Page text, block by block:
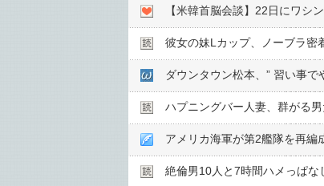
彼女の妹Lカップ、ノーブラ密
ダウンタウン松本、” 習い事で
ハプニングバー人妻、群がる
アメリカ海軍が第2艦隊を再編
絶倫男10人と7時間ハメっぱな